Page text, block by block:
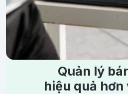
Quản lý
hiệu quả hơn